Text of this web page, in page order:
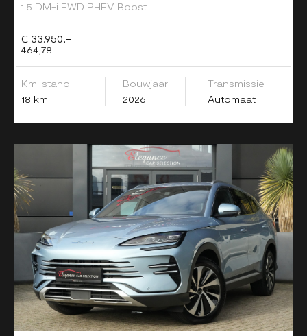
1.5 DM-i FWD PHEV Boost
€ 33.950,-
464,78
Km-stand
18 km
Bouwjaar
2026
Transmissie
Automaat